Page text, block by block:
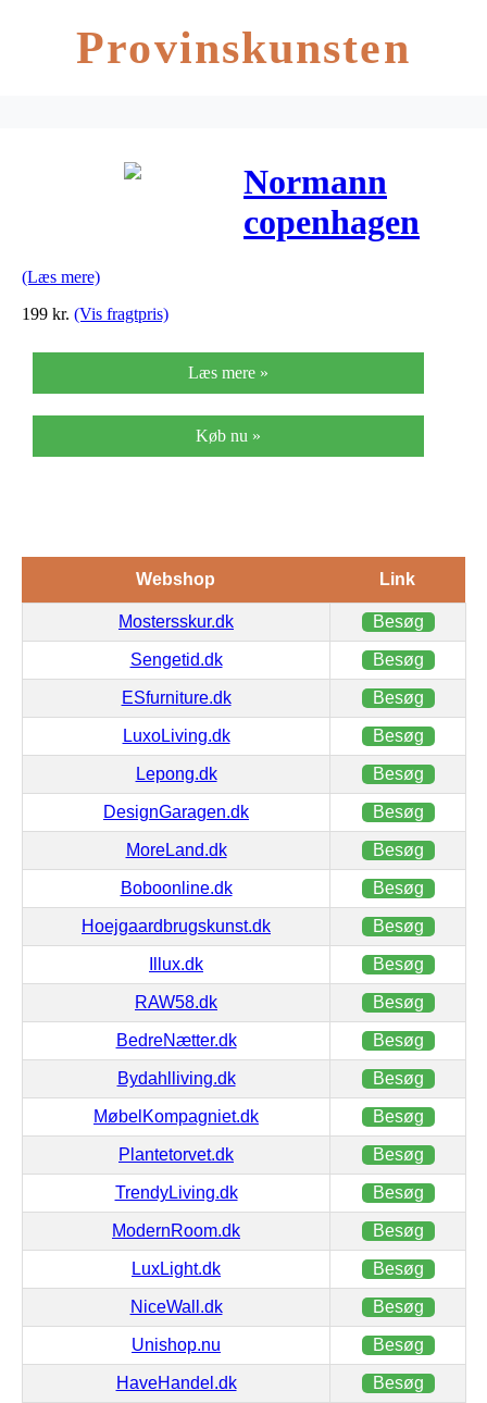
Provinskunsten
Normann
copenhagen
(Læs mere)
199 kr. (Vis fragtpris)
Læs mere »
Køb nu »
Webshop Link
Mostersskur.dk Besøg
Sengetid.dk Besøg
ESfurniture.dk Besøg
LuxoLiving.dk Besøg
Lepong.dk Besøg
DesignGaragen.dk Besøg
MoreLand.dk Besøg
Boboonline.dk Besøg
Hoejgaardbrugskunst.dk Besøg
Illux.dk Besøg
RAW58.dk Besøg
BedreNætter.dk Besøg
Bydahlliving.dk Besøg
MøbelKompagniet.dk Besøg
Plantetorvet.dk Besøg
TrendyLiving.dk Besøg
ModernRoom.dk Besøg
LuxLight.dk Besøg
NiceWall.dk Besøg
Unishop.nu Besøg
HaveHandel.dk Besøg